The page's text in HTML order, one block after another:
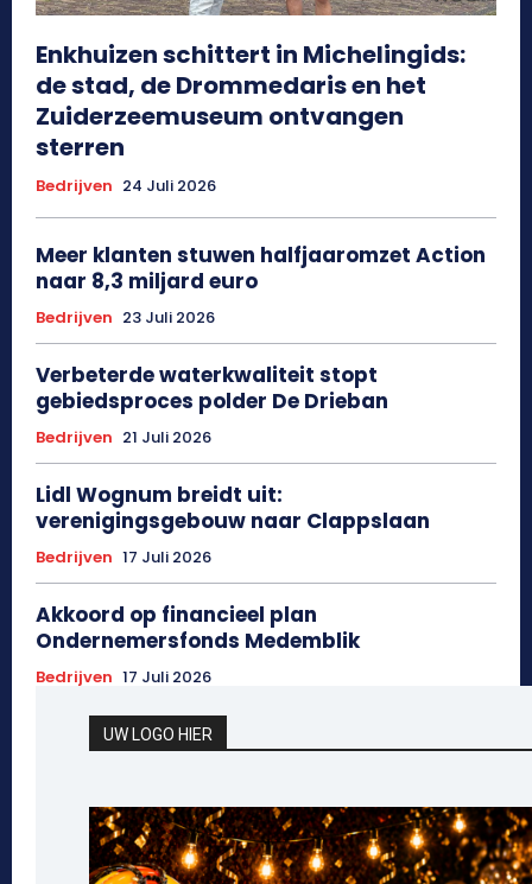
Enkhuizen schittert in Michelingids:
de stad, de Drommedaris en het
Zuiderzeemuseum ontvangen
sterren
Bedrijven 24 Juli 2026
Meer klanten stuwen halfjaaromzet Action
naar 8,3 miljard euro
Bedrijven 23 Juli 2026
Verbeterde waterkwaliteit stopt
gebiedsproces polder De Drieban
Bedrijven 21 Juli 2026
Lidl Wognum breidt uit:
verenigingsgebouw naar Clappslaan
Bedrijven 17 Juli 2026
Akkoord op financieel plan
Ondernemersfonds Medemblik
Bedrijven 17 Juli 2026
UW LOGO HIER